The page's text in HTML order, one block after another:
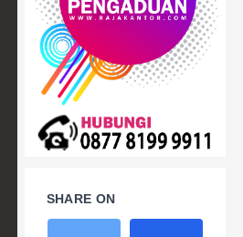
+ Ranjang Besi
+ Sofa Kantor
+ Springbed
White Board / Papan Tulis
SHARE ON